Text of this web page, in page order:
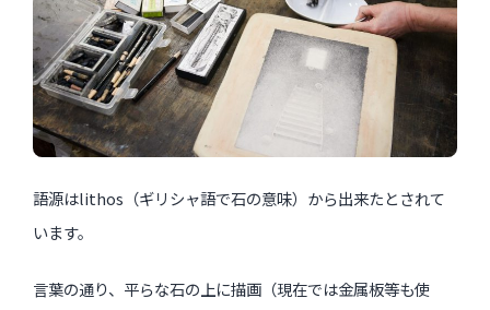
語源はlithos（ギリシャ語で石の意味）から出来たとされて
います。
言葉の通り、平らな石の上に描画（現在では金属板等も使